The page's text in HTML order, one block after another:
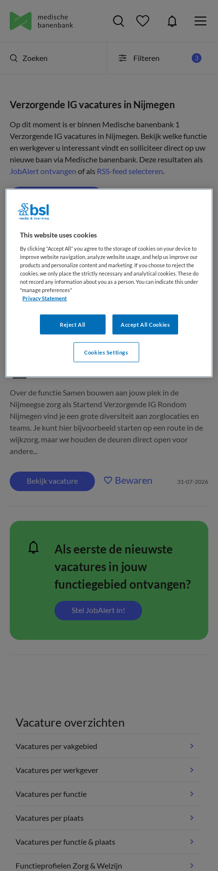
Zoeken Filteren 3
Verzorgende IG vacatures in Nijmegen
Op dit moment is er binnen Medische banenbank 1
Verzorgende IG vacatures in Nijmegen. Bekijk welke functie
en werkgever u interessant vindt en solliciteer direct op uw
nieuwe baan via Medische banenbank. Deze resultaten als
JobAlert ontvangen of als RSS-feed selecteren.
1 vacature gevonden
Startend Verzorgende IG Nijmegen
MBO
Niet nader bepaald
Over de functie Samen bouwen aan jouw plek in de
Nijmeegse zorg als Startend Verzorgende IG Rondom
Nijmegen vind je een grote diversiteit aan zorglocaties en
teams. Je kunt hier bijvoorbeeld starten op een route in de
wijkzorg, maar we houden de deuren direct open voor
andere...
Bekijk vacature Bewaren 31-07-2026
Als eerste de nieuwste
vacatures in jouw
functiegebied ontvangen?
Stel JobAlert in!
Vacature overzichten
Vacatures per vakgebied
Vacatures per werkgever
Vacatures per functie
Vacatures per plaats
Vacatures per functie & plaats
Functieprofielen Zorg & Welzijn
This website uses cookies
By clicking “Accept All” you agree to the storage of cookies on your device to
improve website navigation, analyze website usage, and help us improve our
products and personalize content and marketing. If you choose to reject the
cookies, we only place the strictly necessary and analytical cookies. These do
not record any information about you as a person. You can indicate this under
"manage preferences"
Privacy Statement
Reject All Accept All Cookies
Cookies Settings